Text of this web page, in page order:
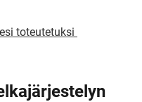
toteutetuksi